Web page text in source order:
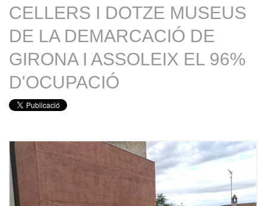
CELLERS I DOTZE MUSEUS
DE LA DEMARCACIÓ DE
GIRONA I ASSOLEIX EL 96%
D'OCUPACIÓ